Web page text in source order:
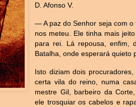
D. Afonso V.
— A paz do Senhor seja com o
nos meteu. Ele tinha mais
para rei. Lá repousa, enfim,
Batalha, onde esperará quieto
Isto diziam dois
certa vila do reino, numa
mestre Gil, barbeiro da
ele trosquiar os cabelos e